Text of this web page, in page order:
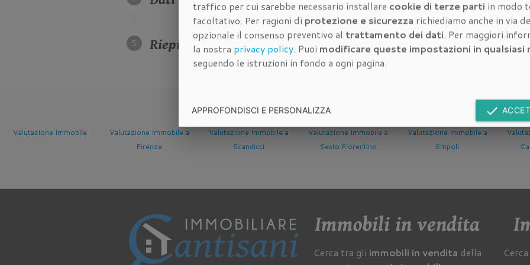
Riepilogo dei dati dell'immobile da valutare:
Immobile
Valutazione Immobile a
Firenze
Valutazione Immobile a
Scandicci
Valutazione Immobile a
Sesto Fiorentino
Valutazione Immobile a
Empoli
Immobili in vendita
Cerca tra gli immobili in vendita della
traffico per cui sarebbe necessario installare cookie di terze parti in modo
facoltativo. Per ragioni di protezione e sicurezza richiediamo anche in via
opzionale il consenso preventivo al trattamento dei dati. Per maggiori
la nostra privacy policy. Puoi modificare queste impostazioni in qualsiasi
seguendo le istruzioni in fondo a ogni pagina.
APPROFONDISCI E PERSONALIZZA done